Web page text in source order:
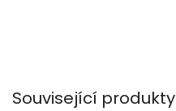
Související produkty